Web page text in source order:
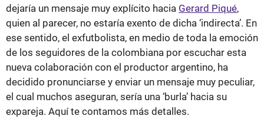
dejaría un mensaje muy explícito hacia Gerard Piqué,
quien al parecer, no estaría exento de dicha ‘indirecta’. En
ese sentido, el exfutbolista, en medio de toda la emoción
de los seguidores de la colombiana por escuchar esta
nueva colaboración con el productor argentino, ha
decidido pronunciarse y enviar un mensaje muy peculiar,
el cual muchos aseguran, sería una ‘burla’ hacia su
expareja. Aquí te contamos más detalles.